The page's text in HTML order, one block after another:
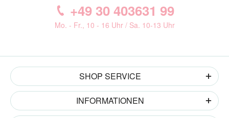
+49 30 403631 99
Mo. - Fr., 10 - 16 Uhr / Sa. 10-13 Uhr
SHOP SERVICE
INFORMATIONEN